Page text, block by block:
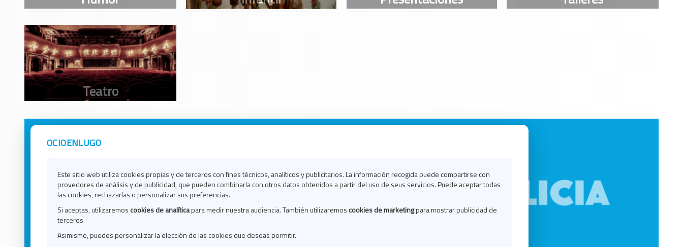
OCIOENLUGO
Este sitio web utiliza cookies propias y de terceros con fines técnicos, analíticos y publicitarios. La información recogida puede compartirse con
provedores de análisis y de publicidad, que pueden combinarla con otros datos obtenidos a partir del uso de seus servicios. Puede aceptar todas
las cookies, rechazarlas o personalizar sus preferencias.
Si aceptas, utilizaremos cookies de analíticapara medir nuestra audiencia. También utilizaremos cookies de marketingpara mostrar publicidad de
terceros.
Asimismo, puedes personalizar la elección de las cookies que deseas permitir.
Avisos Legales
Política de Cookies
Ocio en Lugo
Ocio en Ourense
Ocio en Santiago
Blog